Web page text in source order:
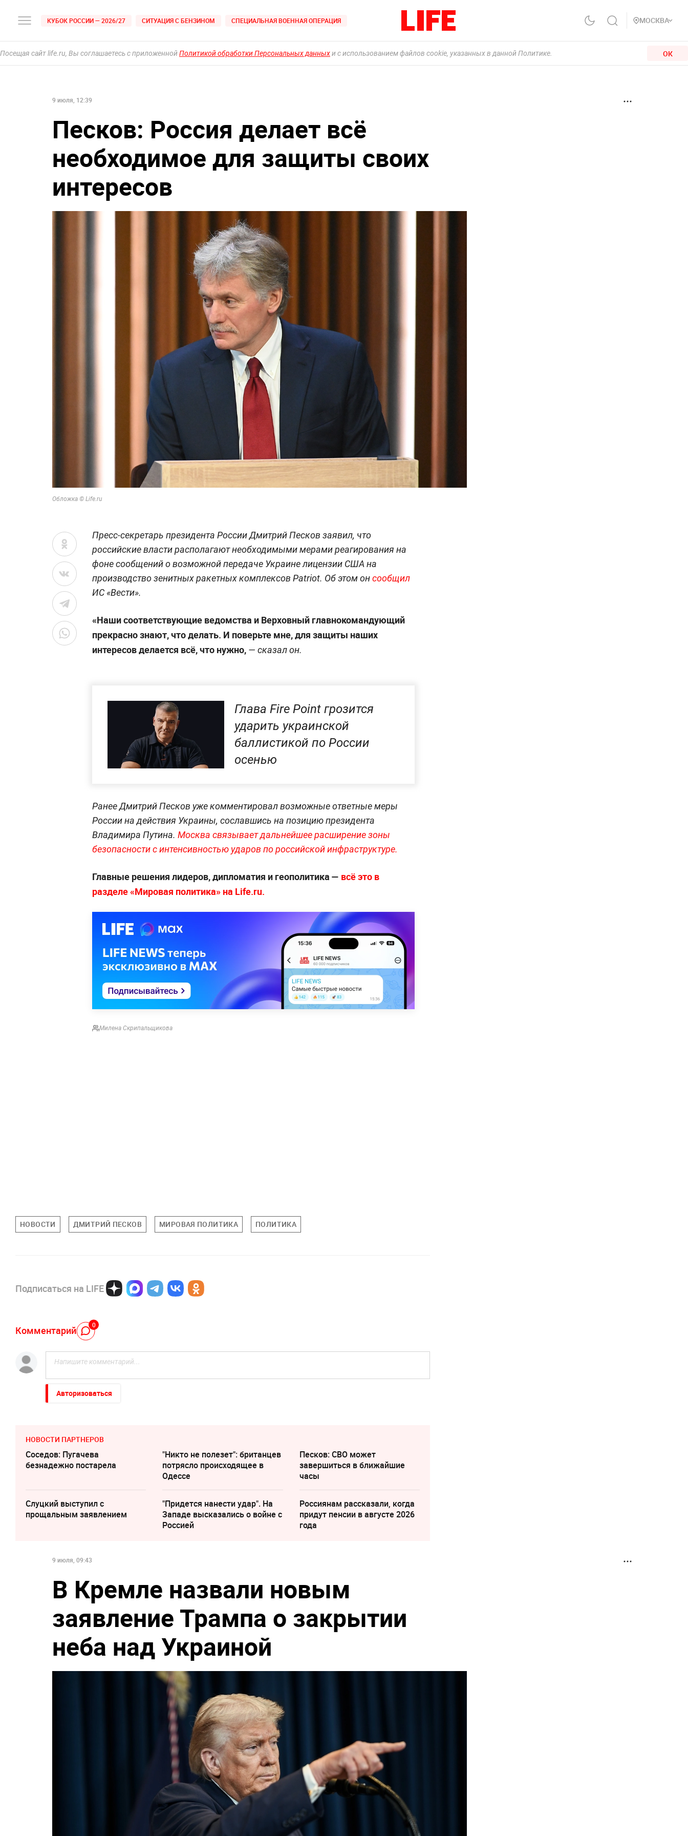
КУБОК РОССИИ — 2026/27 СИТУАЦИЯ С БЕНЗИНОМ СПЕЦИАЛЬНАЯ ВОЕННАЯ ОПЕРАЦИЯ МОСКВА
Посещая сайт life.ru, Вы соглашаетесь с приложеннойПолитикой обработки Персональных данныхи с использованием файлов cookie, указанных в данной Политике. ОК
9 июля, 12:39
Песков: Россия делает всё
необходимое для защиты своих
интересов
Обложка © Life.ru
Пресс-секретарь президента России Дмитрий Песков заявил, что
российские власти располагают необходимыми мерами реагирования на
фоне сообщений о возможной передаче Украине лицензии США на
производство зенитных ракетных комплексов Patriot. Об этом онсообщил
ИС «Вести».
«Наши соответствующие ведомства и Верховный главнокомандующий
прекрасно знают, что делать. И поверьте мне, для защиты наших
интересов делается всё, что нужно, — сказал он.
Глава Fire Point грозится
ударить украинской
баллистикой по России
осенью
Ранее Дмитрий Песков уже комментировал возможные ответные меры
России на действия Украины, сославшись на позицию президента
Владимира Путина. Москва связывает дальнейшее расширение зоны
безопасности с интенсивностью ударов по российской инфраструктуре.
Главные решения лидеров, дипломатия и геополитика — всё это в
разделе «Мировая политика» на Life.ru.
Милена Скрипальщикова
НОВОСТИ ДМИТРИЙ ПЕСКОВ МИРОВАЯ ПОЛИТИКА ПОЛИТИКА
Подписаться на LIFE
Комментарий 0
Авторизоваться
НОВОСТИ ПАРТНЕРОВ
Соседов: Пугачева
безнадежно постарела
"Никто не полезет": британцев
потрясло происходящее в
Одессе
Песков: СВО может
завершиться в ближайшие
часы
Слуцкий выступил с
прощальным заявлением
"Придется нанести удар". На
Западе высказались о войне с
Россией
Россиянам рассказали, когда
придут пенсии в августе 2026
года
9 июля, 09:43
В Кремле назвали новым
заявление Трампа о закрытии
неба над Украиной